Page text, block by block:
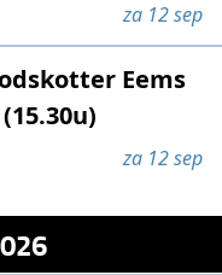
za 12 sep
Eems
za 12 sep